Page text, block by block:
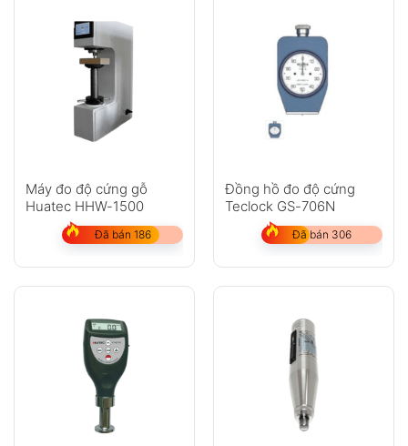
Máy đo độ cứng gỗ
Huatec HHW-1500
Đã bán 186
Đồng hồ đo độ cứng
Teclock GS-706N
Đã bán 306